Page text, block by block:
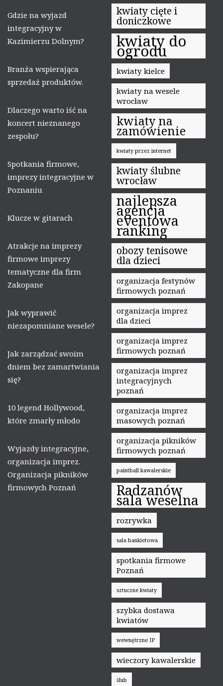
Gdzie na wyjazd
integracyjny w
Kazimierzu Dolnym?
Branża wspierająca
sprzedaż produktów.
Dlaczego warto iść na
koncert nieznanego
zespołu?
Spotkania firmowe,
imprezy integracyjne w
Poznaniu
Klucze w gitarach
Atrakcje na imprezy
firmowe imprezy
tematyczne dla firm
Zakopane
Jak wyprawić
niezapomniane wesele?
Jak zarządzać swoim
dniem bez zamartwiania
się?
10 legend Hollywood,
które zmarły młodo
Wyjazdy integracyjne,
organizacja imprez.
Organizacja pikników
firmowych Poznań
kwiaty cięte i
doniczkowe
kwiaty do
ogrodu
kwiaty kielce
kwiaty na wesele
wrocław
kwiaty na
zamówienie
kwiaty przez internet
kwiaty ślubne
wrocław
najlepsza
agencja
eventowa
ranking
obozy tenisowe
dla dzieci
organizacja festynów
firmowych poznań
organizacja imprez
dla dzieci
organizacja imprez
firmowych poznań
organizacja imprez
integracyjnych
poznań
organizacja imprez
masowych poznań
organizacja pikników
firmowych poznań
paintball kawalerskie
Radzanów
sala weselna
rozrywka
sala bankietowa
spotkania firmowe
Poznań
sztuczne kwiaty
szybka dostawa
kwiatów
wewnętrzne IP
wieczory kawalerskie
ślub